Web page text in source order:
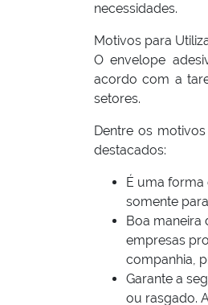
necessidades.
Motivos para
O envelope
acordo com a
setores.
Dentre os
destacados:
É uma forma
somente
Boa maneira
empresas
companhia,
Garante a
ou rasgado.